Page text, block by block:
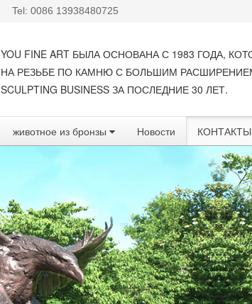
Tel: 0086 13938480725
YOU FINE ART БЫЛА ОСНОВАНА С 1983 ГОДА,
НА РЕЗЬБЕ ПО КАМНЮ С БОЛЬШИМ
SCULPTING BUSINESS ЗА ПОСЛЕДНИЕ 30 ЛЕТ.
животное из бронзы Новости КОНТАКТЫ